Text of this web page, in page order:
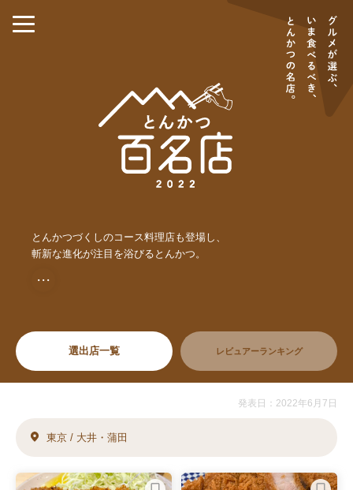
とんかつづくしのコース料理店も登場し、
斬新な進化が注目を浴びるとんかつ。
・・・
選出店一覧 レビュアーランキング
発表日：2022年6月7日
東京 / 大井・蒲田